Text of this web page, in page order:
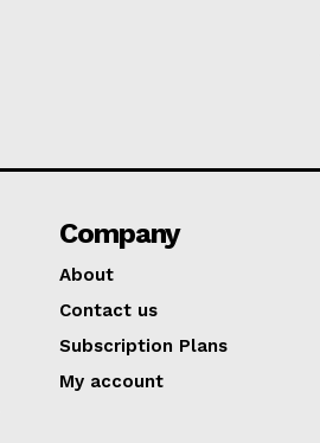
Company
About
Contact us
Subscription Plans
My account